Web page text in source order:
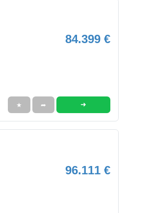
84.399 €
★ ➦ ➜
96.111 €